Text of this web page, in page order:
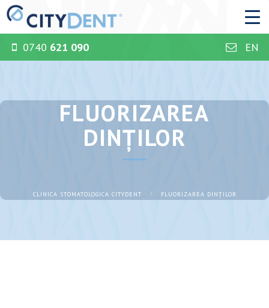
0740 621 090 EN
FLUORIZAREA
DINŢILOR
CLINICA STOMATOLOGICA CITYDENT FLUORIZAREA DINŢILOR